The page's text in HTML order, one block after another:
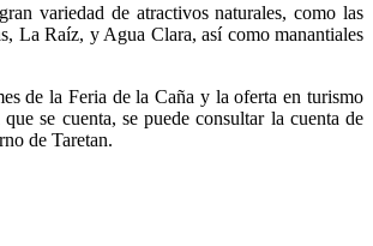
variedad de atractivos naturales, como las
La Raíz, y Agua Clara, así como manantiales
de la Feria de la Caña y la oferta en turismo
se cuenta, se puede consultar la cuenta de
de Taretan.